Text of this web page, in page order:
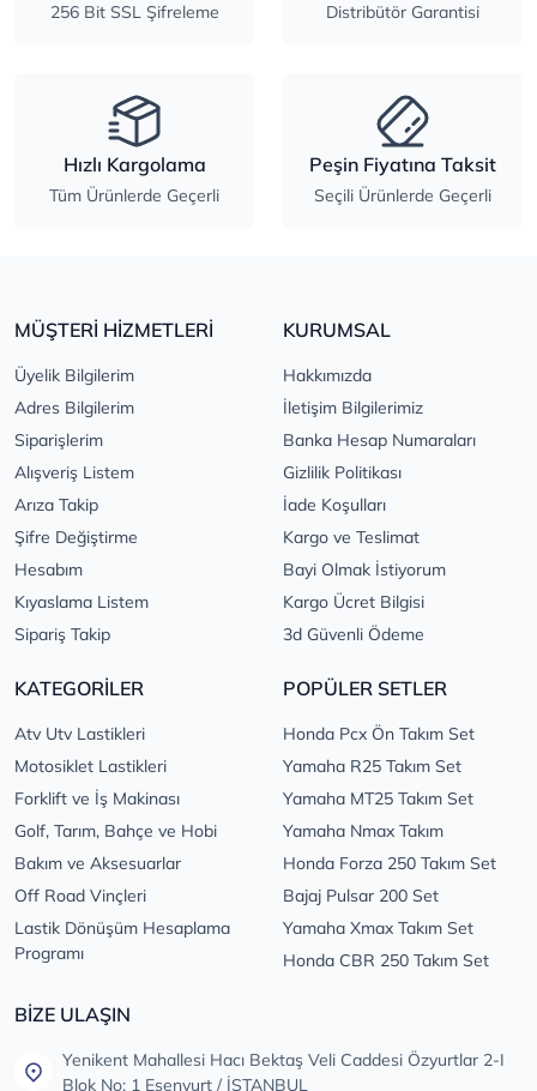
256 Bit SSL Şifreleme Distribütör Garantisi
Hızlı Kargolama
Tüm Ürünlerde Geçerli
Peşin Fiyatına Taksit
Seçili Ürünlerde Geçerli
MÜŞTERİ HİZMETLERİ
Üyelik Bilgilerim
Adres Bilgilerim
Siparişlerim
Alışveriş Listem
Arıza Takip
Şifre Değiştirme
Hesabım
Kıyaslama Listem
Sipariş Takip
KURUMSAL
Hakkımızda
İletişim Bilgilerimiz
Banka Hesap Numaraları
Gizlilik Politikası
İade Koşulları
Kargo ve Teslimat
Bayi Olmak İstiyorum
Kargo Ücret Bilgisi
3d Güvenli Ödeme
KATEGORİLER
Atv Utv Lastikleri
Motosiklet Lastikleri
Forklift ve İş Makinası
Golf, Tarım, Bahçe ve Hobi
Bakım ve Aksesuarlar
Off Road Vinçleri
Lastik Dönüşüm Hesaplama
Programı
POPÜLER SETLER
Honda Pcx Ön Takım Set
Yamaha R25 Takım Set
Yamaha MT25 Takım Set
Yamaha Nmax Takım
Honda Forza 250 Takım Set
Bajaj Pulsar 200 Set
Yamaha Xmax Takım Set
Honda CBR 250 Takım Set
BİZE ULAŞIN
Yenikent Mahallesi Hacı Bektaş Veli Caddesi Özyurtlar 2-I
Blok No: 1 Esenyurt / İSTANBUL